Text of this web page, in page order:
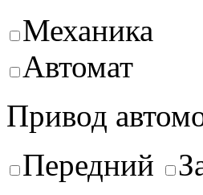
Механика
Автомат
Привод
Передний